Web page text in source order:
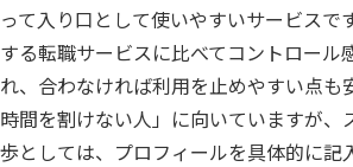
って入り口として使いやすいサービス
する転職サービスに比べてコントロー
れ、合わなければ利用を止めやすい点
時間を割けない人」に向いていますが
歩としては、プロフィールを具体的に